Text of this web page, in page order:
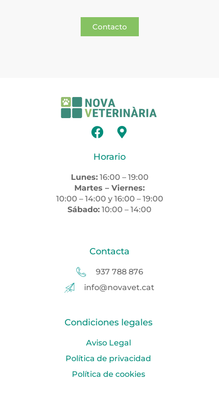
Contacto
Horario
Lunes:16:00 – 19:00
Martes – Viernes:
10:00 – 14:00 y 16:00 – 19:00
Sábado: 10:00 – 14:00
Contacta
937 788 876
info@novavet.cat
Condiciones legales
Aviso Legal
Política de privacidad
Política de cookies